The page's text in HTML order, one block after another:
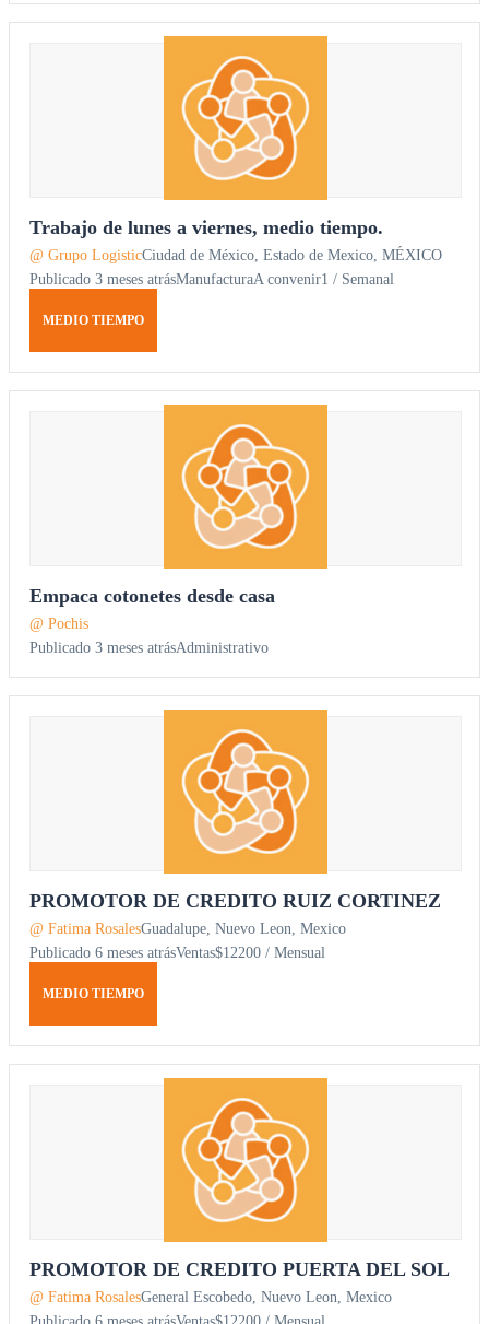
Trabajo de lunes a viernes, medio tiempo.
@ Grupo LogisticCiudad de México, Estado de Mexico, MÉXICO
Publicado 3 meses atrásManufacturaA convenir1 / Semanal
MEDIO TIEMPO
Empaca cotonetes desde casa
@ Pochis
Publicado 3 meses atrásAdministrativo
PROMOTOR DE CREDITO RUIZ CORTINEZ
@ Fatima RosalesGuadalupe, Nuevo Leon, Mexico
Publicado 6 meses atrásVentas$12200 / Mensual
MEDIO TIEMPO
PROMOTOR DE CREDITO PUERTA DEL SOL
@ Fatima RosalesGeneral Escobedo, Nuevo Leon, Mexico